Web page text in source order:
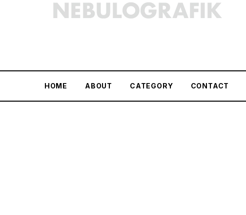
HOME ABOUT CATEGORY CONTACT